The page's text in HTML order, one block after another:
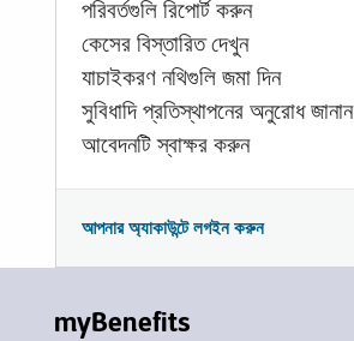
পরিবর্তগুলি রিপোর্ট করুন
কেসের বিস্তারিত দেখুন
যাচাইকরণ নথিগুলি জমা দিন
সুবিধাদি প্রতিস্থাপনের অনুরোধ জানান
আবেদনটি স্বাক্ষর করুন
আপনার অ্যাকাউন্টে লগইন করুন
myBenefits